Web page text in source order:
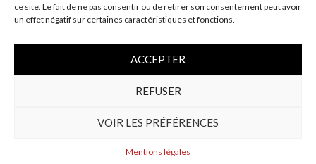
ce site. Le fait de ne pas consentir ou de retirer son consentement peut avoir
un effet négatif sur certaines caractéristiques et fonctions.
ACCEPTER
REFUSER
VOIR LES PRÉFÉRENCES
Mentions légales
Sally Mach555 Madison Avenue, 5th Floor, Manhattan,
À lire aussi
Marché mondial des roulements de moyeu
automobile – Analyse détaillée des chiffres actuels de
Le marché des roulements de pompe à eau